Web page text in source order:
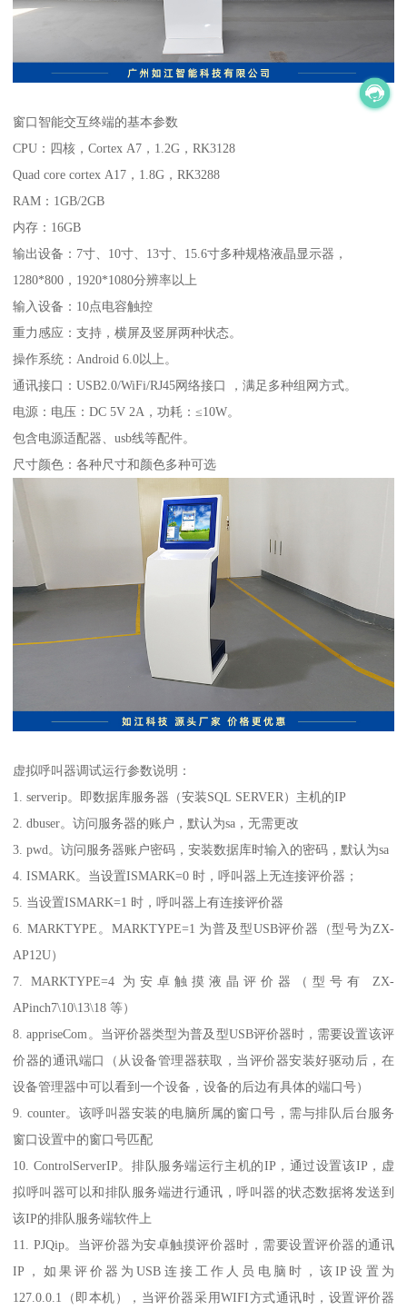
窗口智能交互终端的基本参数
CPU：四核，Cortex A7，1.2G，RK3128
Quad core cortex A17，1.8G，RK3288
RAM：1GB/2GB
内存：16GB
输出设备：7寸、10寸、13寸、15.6寸多种规格液晶显示器，
1280*800，1920*1080分辨率以上
输入设备：10点电容触控
重力感应：支持，横屏及竖屏两种状态。
操作系统：Android 6.0以上。
通讯接口：USB2.0/WiFi/RJ45网络接口 ，满足多种组网方式。
电源：电压：DC 5V 2A，功耗：≤10W。
包含电源适配器、usb线等配件。
尺寸颜色：各种尺寸和颜色多种可选
虚拟呼叫器调试运行参数说明：
1. serverip。即数据库服务器（安装SQL SERVER）主机的IP
2. dbuser。访问服务器的账户，默认为sa，无需更改
3. pwd。访问服务器账户密码，安装数据库时输入的密码，默认为sa
4. ISMARK。当设置ISMARK=0 时，呼叫器上无连接评价器；
5. 当设置ISMARK=1 时，呼叫器上有连接评价器
6. MARKTYPE。MARKTYPE=1 为普及型USB评价器（型号为ZX-
AP12U）
7. MARKTYPE=4 为安卓触摸液晶评价器（型号有 ZX-
APinch7\10\13\18 等）
8. appriseCom。当评价器类型为普及型USB评价器时，需要设置该评
价器的通讯端口（从设备管理器获取，当评价器安装好驱动后，在
设备管理器中可以看到一个设备，设备的后边有具体的端口号）
9. counter。该呼叫器安装的电脑所属的窗口号，需与排队后台服务
窗口设置中的窗口号匹配
10. ControlServerIP。排队服务端运行主机的IP，通过设置该IP，虚
拟呼叫器可以和排队服务端进行通讯，呼叫器的状态数据将发送到
该IP的排队服务端软件上
11. PJQip。当评价器为安卓触摸评价器时，需要设置评价器的通讯
IP，如果评价器为USB连接工作人员电脑时，该IP设置为
127.0.0.1（即本机），当评价器采用WIFI方式通讯时，设置评价器